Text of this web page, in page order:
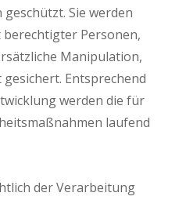
Sie werden
Personen,
Manipulation,
Entsprechend
werden die für
laufend
der Verarbeitung